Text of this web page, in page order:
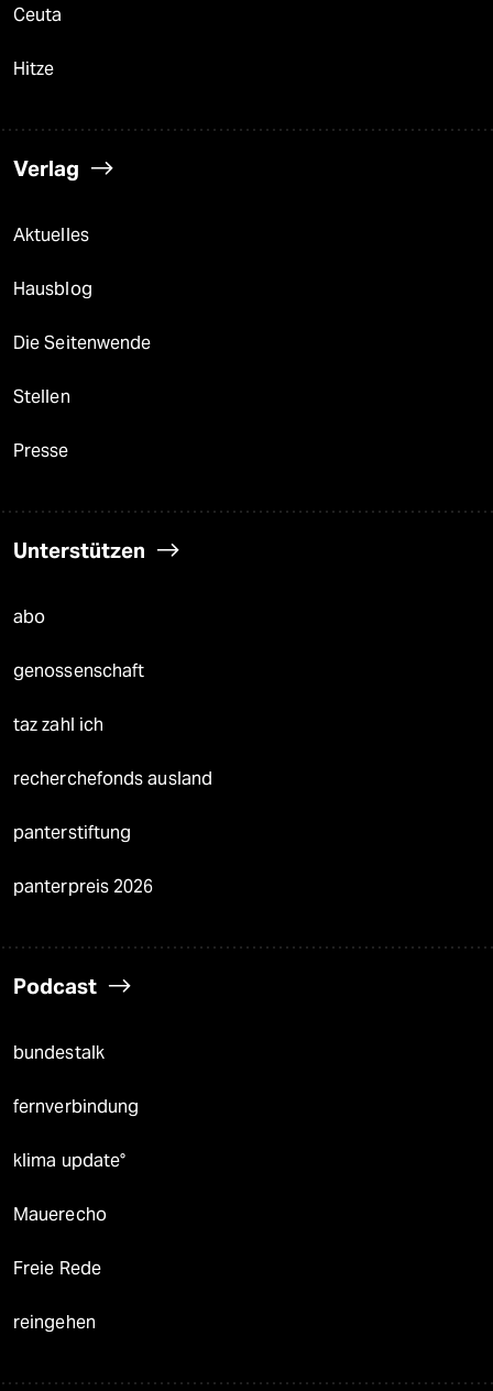
Ceuta
Hitze
Verlag
Aktuelles
Hausblog
Die Seitenwende
Stellen
Presse
Unterstützen
abo
genossenschaft
taz zahl ich
recherchefonds ausland
panterstiftung
panterpreis 2026
Podcast
bundestalk
fernverbindung
klima update°
Mauerecho
Freie Rede
reingehen